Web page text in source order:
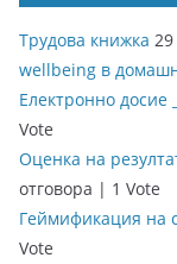
Трудова книжка 29
wellbeing в
Електронно досие
Vote
Оценка на
отговора | 1 Vote
Геймификация на
Vote